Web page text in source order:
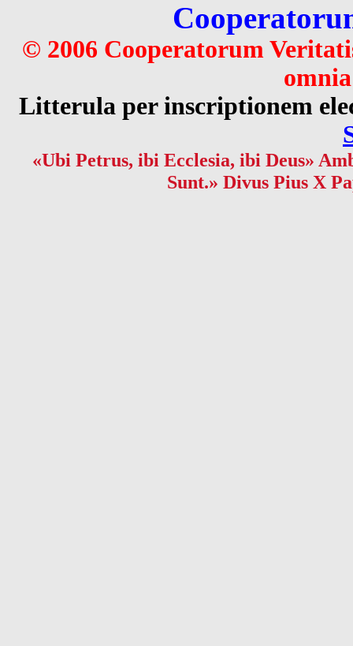
© 2006 Cooperatorum
Litterula per inscriptionem
«Ubi Petrus, ibi Ecclesia, ibi Deus»
Sunt.» Divus Pius X